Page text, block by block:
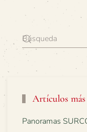
Artículos más
Panoramas